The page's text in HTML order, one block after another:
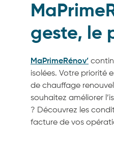
geste, le
MaPrimeRénov’
isolées. Votre priorité
de chauffage
souhaitez améliorer
? Découvrez les
facture de vos